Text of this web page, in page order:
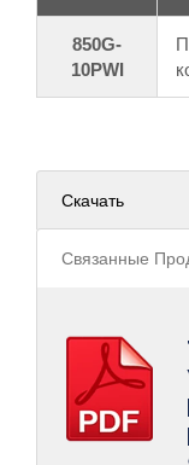
850G-
10PWI
Скачать
Связанные